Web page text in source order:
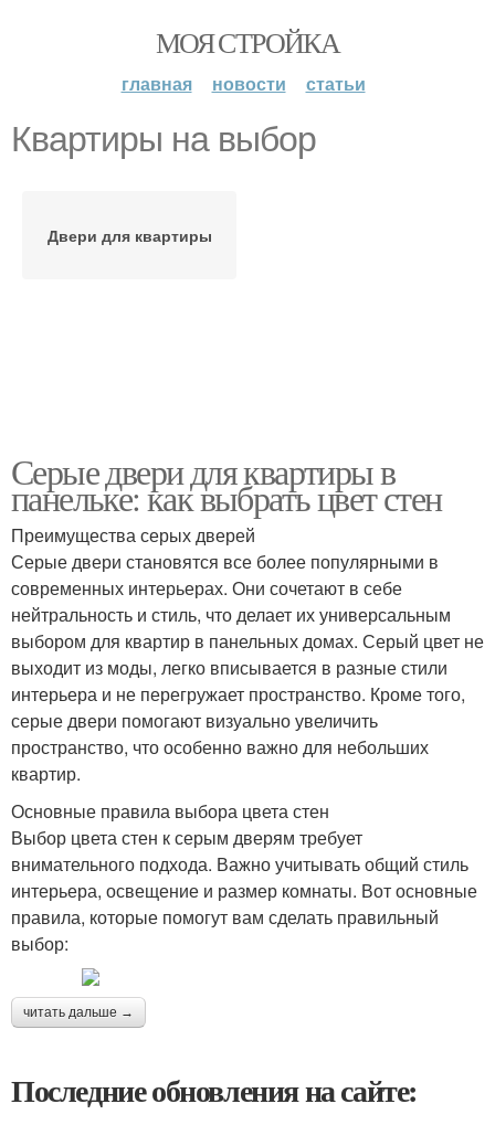
МОЯ СТРОЙКА
главная новости статьи
Квартиры на выбор
Двери для квартиры
Серые двери для квартиры в
панельке: как выбрать цвет стен
Преимущества серых дверей
Серые двери становятся все более популярными в
современных интерьерах. Они сочетают в себе
нейтральность и стиль, что делает их универсальным
выбором для квартир в панельных домах. Серый цвет не
выходит из моды, легко вписывается в разные стили
интерьера и не перегружает пространство. Кроме того,
серые двери помогают визуально увеличить
пространство, что особенно важно для небольших
квартир.
Основные правила выбора цвета стен
Выбор цвета стен к серым дверям требует
внимательного подхода. Важно учитывать общий стиль
интерьера, освещение и размер комнаты. Вот основные
правила, которые помогут вам сделать правильный
выбор:
читать дальше →
Последние обновления на сайте: